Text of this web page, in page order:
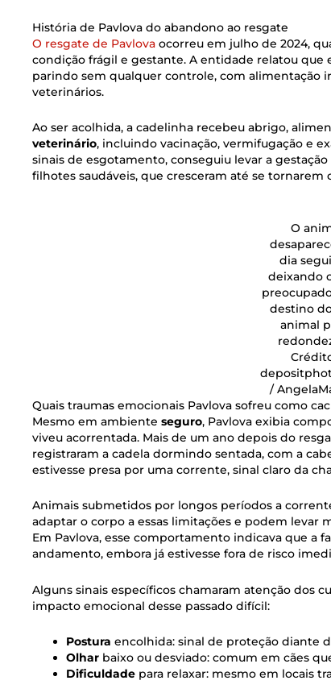
História de Pavlova do abandono ao resgate
O resgate de Pavlova ocorreu em julho de 2024,
condição frágil e gestante. A entidade relatou que
parindo sem qualquer controle, com alimentação
veterinários.
Ao ser acolhida, a cadelinha recebeu abrigo,
veterinário, incluindo vacinação, vermifugação e
sinais de esgotamento, conseguiu levar a
filhotes saudáveis, que cresceram até se tornarem
O
dia
deixando
destino
animal
/
Quais traumas emocionais Pavlova sofreu como
Mesmo em ambiente seguro, Pavlova exibia
viveu acorrentada. Mais de um ano depois do
registraram a cadela dormindo sentada, com a
estivesse presa por uma corrente, sinal claro da
Animais submetidos por longos períodos a
adaptar o corpo a essas limitações e podem levar
Em Pavlova, esse comportamento indicava que a
andamento, embora já estivesse fora de risco
Alguns sinais específicos chamaram atenção dos
impacto emocional desse passado difícil:
Postura encolhida: sinal de proteção diante
Olhar baixo ou desviado: comum em cães
Dificuldade para relaxar: mesmo em locais